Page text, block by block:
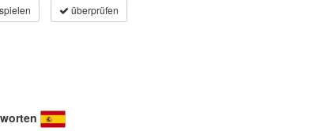
spielen überprüfen